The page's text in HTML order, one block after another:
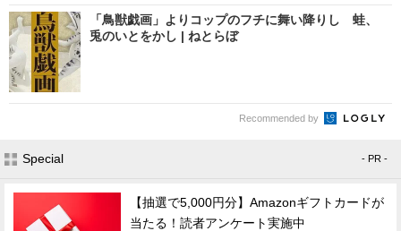
「鳥獣戯画」よりコップのフチに舞い降りし 蛙、
兎のいとをかし | ねとらぼ
Recommended by
Special - PR -
【抽選で5,000円分】Amazonギフトカードが
当たる！読者アンケート実施中